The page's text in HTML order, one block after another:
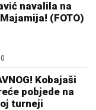
navalila na
(FOTO)
0
Kobajaši
pobjede na
turneji